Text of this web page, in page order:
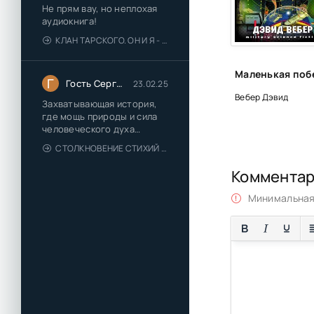
Не прям вау, но неплохая
аудиокнига!
КЛАН ТАРСКОГО. ОН И Я - ЕЛЕНА ТОДОРОВА (1)
Г Гость Сергей 23.02.25
Захватывающая история,
где мощь природы и сила
человеческого духа
сплетаются в напряжённый
и
СТОЛКНОВЕНИЕ СТИХИЙ - ВАЛЕРИЙ ГУМИНСКИЙ
00_29
00_30
Вебер Дэвид